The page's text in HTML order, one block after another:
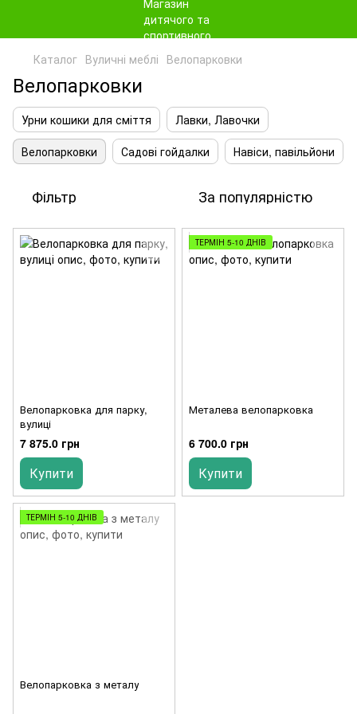
Каталог Вуличні меблі Велопарковки
Велопарковки
Урни кошики для сміття
Лавки, Лавочки
Велопарковки
Садові гойдалки Навіси, павільйони
Фільтр За популярністю
Велопарковка для парку,
вулиці
7 875.0 грн
Купити
ТЕРМІН 5-10 ДНІВ
Металева велопарковка
6 700.0 грн
Купити
ТЕРМІН 5-10 ДНІВ
Велопарковка з металу